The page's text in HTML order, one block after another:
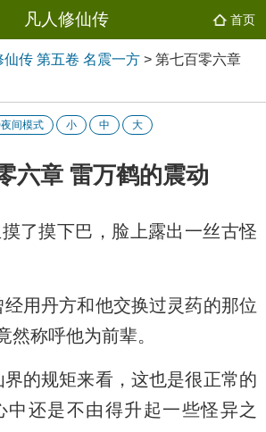
凡人修仙传 首页
仙传 第五卷 名震一方 > 第七百零六章
间模式 小 中 大
六章 雷万鹤的震动
了摸下巴，脸上露出一丝古怪
用丹方和他交换过灵药的那位
然称呼他为前辈。
的规矩来看，这也是很正常的
中还是不由得升起一些怪异之